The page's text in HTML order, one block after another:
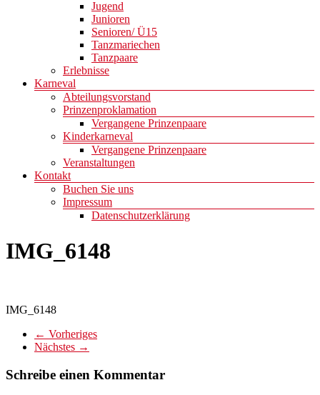
Jugend
Junioren
Senioren/ Ü15
Tanzmariechen
Tanzpaare
Erlebnisse
Karneval
Abteilungsvorstand
Prinzenproklamation
Vergangene Prinzenpaare
Kinderkarneval
Vergangene Prinzenpaare
Veranstaltungen
Kontakt
Buchen Sie uns
Impressum
Datenschutzerklärung
IMG_6148
IMG_6148
← Vorheriges
Nächstes →
Schreibe einen Kommentar